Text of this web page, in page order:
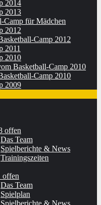
2014
2013
Camp für Mädchen
2012
Camp 2012
2011
2010
Basketball-Camp 2010
Camp 2010
2009
offen
Das Team
Spielberichte & News
Trainingszeiten
offen
Das Team
Spielplan
Spielberichte & News